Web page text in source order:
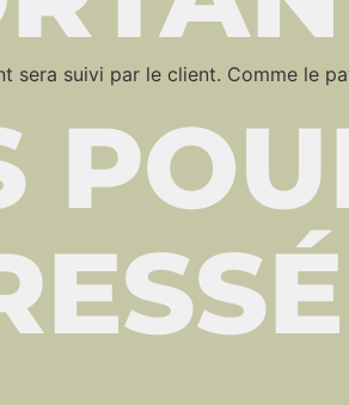
sera suivi par le client. Comme le